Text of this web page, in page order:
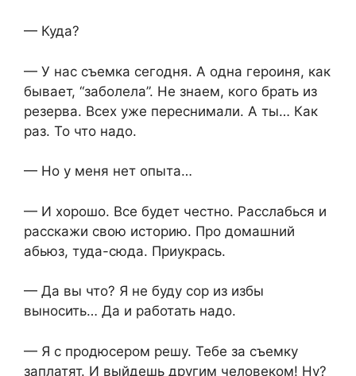
— Куда?
— У нас съемка сегодня. А одна героиня, как
бывает, “заболела”. Не знаем, кого брать из
резерва. Всех уже переснимали. А ты… Как
раз. То что надо.
— Но у меня нет опыта…
— И хорошо. Все будет честно. Расслабься и
расскажи свою историю. Про домашний
абьюз, туда-сюда. Приукрась.
— Да вы что? Я не буду сор из избы
выносить… Да и работать надо.
— Я с продюсером решу. Тебе за съемку
заплатят. И выйдешь другим человеком! Ну?